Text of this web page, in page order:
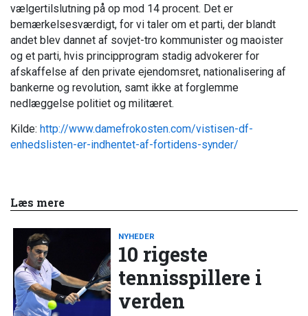
vælgertilslutning på op mod 14 procent. Det er
bemærkelsesværdigt, for vi taler om et parti, der blandt
andet blev dannet af sovjet-tro kommunister og maoister
og et parti, hvis principprogram stadig advokerer for
afskaffelse af den private ejendomsret, nationalisering af
bankerne og revolution, samt ikke at forglemme
nedlæggelse politiet og militæret.
Kilde: http://www.damefrokosten.com/vistisen-df-
enhedslisten-er-indhentet-af-fortidens-synder/
Læs mere
NYHEDER
10 rigeste
tennisspillere i
verden